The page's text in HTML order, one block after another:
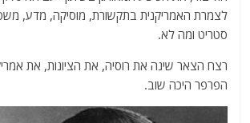
לצמרת האמריקנית בתקשורת, מוסיקה, מדע,
סטריט ומה לא.
רצח הצאר שינה את רוסיה, את הציונות, את
הפרפר היכה שוב.